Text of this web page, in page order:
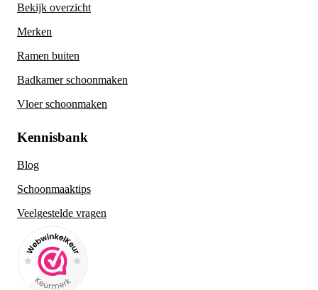
Bekijk overzicht
Merken
Ramen buiten
Badkamer schoonmaken
Vloer schoonmaken
Kennisbank
Blog
Schoonmaaktips
Veelgestelde vragen